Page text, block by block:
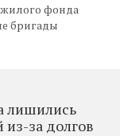
фонда
бригады
лишились
из-за долгов